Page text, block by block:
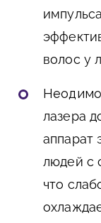
волос у
лазера
аппарат
людей с
что